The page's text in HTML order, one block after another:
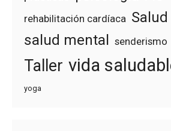
rehabilitación cardíaca Salud
salud mental senderismo
Taller vida
yoga